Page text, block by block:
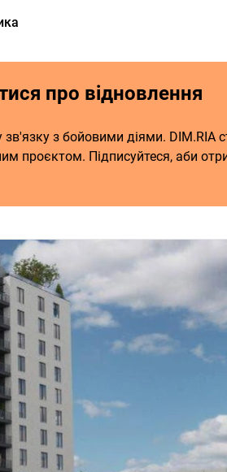
про відновлення
з бойовими діями. DIM.RIA
проєктом. Підписуйтеся, аби